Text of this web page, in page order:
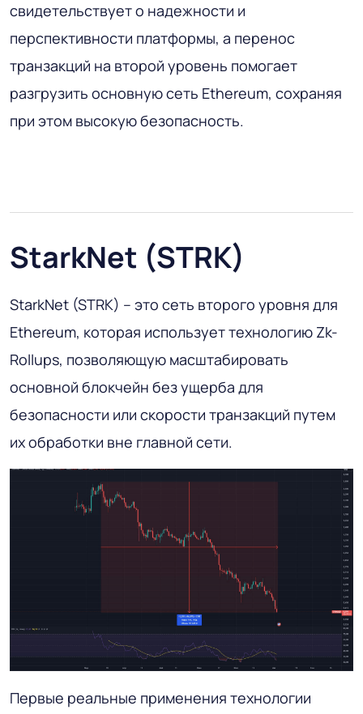
свидетельствует о надежности и
перспективности платформы, а перенос
транзакций на второй уровень помогает
разгрузить основную сеть Ethereum, сохраняя
при этом высокую безопасность.
StarkNet (STRK)
StarkNet (STRK) – это сеть второго уровня для
Ethereum, которая использует технологию Zk-
Rollups, позволяющую масштабировать
основной блокчейн без ущерба для
безопасности или скорости транзакций путем
их обработки вне главной сети.
Первые реальные применения технологии